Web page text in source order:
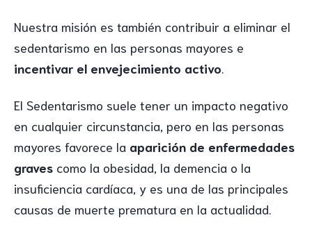
Nuestra misión es también contribuir a eliminar el
sedentarismo en las personas mayores e
incentivar el envejecimiento activo.
El Sedentarismo suele tener un impacto negativo
en cualquier circunstancia, pero en las personas
mayores favorece la aparición de enfermedades
graves como la obesidad, la demencia o la
insuficiencia cardíaca, y es una de las principales
causas de muerte prematura en la actualidad.